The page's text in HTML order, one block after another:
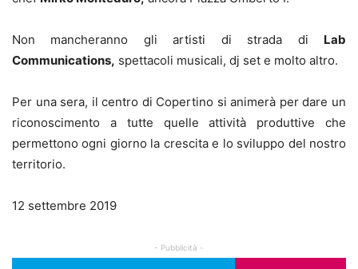
Non mancheranno gli artisti di strada di Lab
Communications, spettacoli musicali, dj set e molto altro.
Per una sera, il centro di Copertino si animerà per dare un
riconoscimento a tutte quelle attività produttive che
permettono ogni giorno la crescita e lo sviluppo del nostro
territorio.
12 settembre 2019
- Pubblicità -